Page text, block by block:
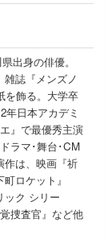
出身の俳優。
誌『メンズノ
を飾る。大学卒
年日本アカデミ
』で最優秀主演
ラマ･舞台･CM
作は、映画『祈
ロケット』
ック シリー
捜査官』など他